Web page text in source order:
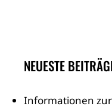
NEUESTE
Informationen